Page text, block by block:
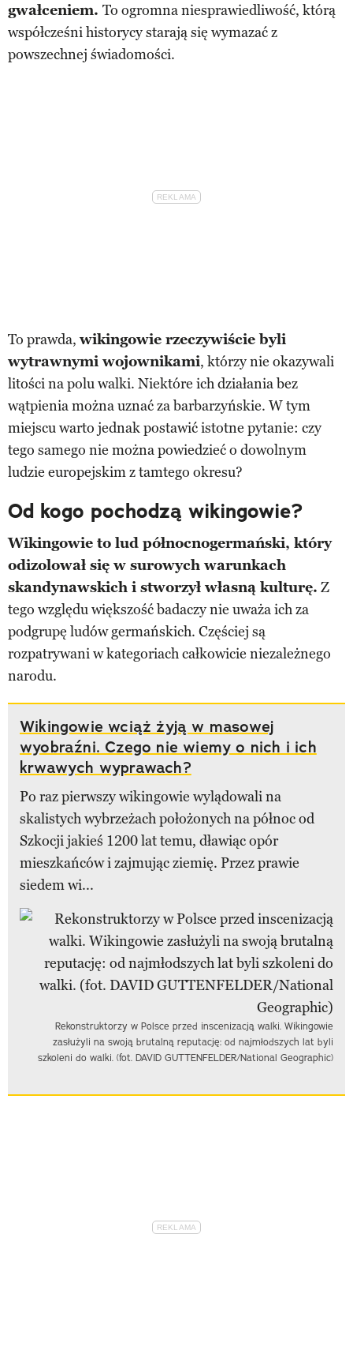
gwałceniem. To ogromna niesprawiedliwość, którą
współcześni historycy starają się wymazać z
powszechnej świadomości.
To prawda, wikingowie rzeczywiście byli
wytrawnymi wojownikami, którzy nie okazywali
litości na polu walki. Niektóre ich działania bez
wątpienia można uznać za barbarzyńskie. W tym
miejscu warto jednak postawić istotne pytanie: czy
tego samego nie można powiedzieć o dowolnym
ludzie europejskim z tamtego okresu?
Od kogo pochodzą wikingowie?
Wikingowie to lud północnogermański, który
odizolował się w surowych warunkach
skandynawskich i stworzył własną kulturę. Z
tego względu większość badaczy nie uważa ich za
podgrupę ludów germańskich. Częściej są
rozpatrywani w kategoriach całkowicie niezależnego
narodu.
Wikingowie wciąż żyją w masowej
wyobraźni. Czego nie wiemy o nich i ich
krwawych wyprawach?
Po raz pierwszy wikingowie wylądowali na
skalistych wybrzeżach położonych na północ od
Szkocji jakieś 1200 lat temu, dławiąc opór
mieszkańców i zajmując ziemię. Przez prawie
siedem wi...
Rekonstruktorzy w Polsce przed inscenizacją walki. Wikingowie
zasłużyli na swoją brutalną reputację: od najmłodszych lat byli
szkoleni do walki. (fot. DAVID GUTTENFELDER/National Geographic)